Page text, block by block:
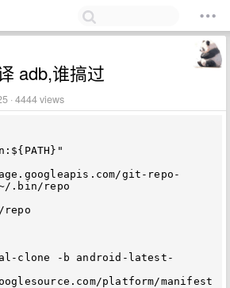
adb,谁搞过
· 4444 views
git-repo-
.bin/repo
repo
clone -b android-latest-
platform/manifest